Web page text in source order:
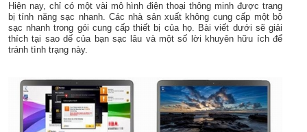
Hiện nay, chỉ có một vài mô hình điện thoại thông minh được trang
bị tính năng sạc nhanh. Các nhà sản xuất không cung cấp một bộ
sạc nhanh trong gói cung cấp thiết bị của họ. Bài viết dưới sẽ giải
thích tại sao dế của bạn sạc lâu và một số lời khuyên hữu ích để
tránh tình trạng này.